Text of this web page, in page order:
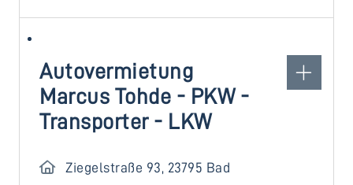
Autovermietung
Marcus Tohde - PKW -
Transporter - LKW
Ziegelstraße 93, 23795 Bad